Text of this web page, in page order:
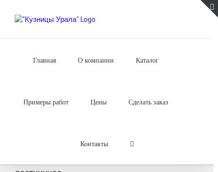
content
Главная О компании Каталог
Примеры работ Цены Сделать заказ
Контакты